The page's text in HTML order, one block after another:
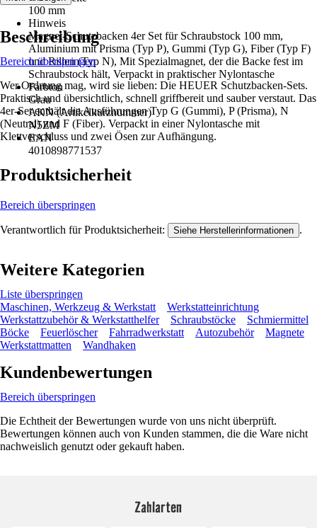
100 mm
Hinweis
Magnet-Schutzbacken 4er Set für Schraubstock 100 mm,
Aluminium mit Prisma (Typ P), Gummi (Typ G), Fiber (Typ F)
und Rillen (Typ N), Mit Spezialmagnet, der die Backe fest im
Schraubstock hält, Verpackt in praktischer Nylontasche
Farbton
Grau
AKN (Artikelkurznummer)
N5ZM
EAN
4010898771537
Beschreibung
Bereich überspringen
Wer Ordnung mag, wird sie lieben: Die HEUER Schutzbacken-Sets.
Praktisch und übersichtlich, schnell griffbereit und sauber verstaut. Das
4er-Set enthält die Ausführungen Typ G (Gummi), P (Prisma), N
(Neutral) und F (Fiber). Verpackt in einer Nylontasche mit
Klettverschluss und zwei Ösen zur Aufhängung.
Produktsicherheit
Bereich überspringen
Verantwortlich für Produktsicherheit: Siehe Herstellerinformationen .
Weitere Kategorien
Liste überspringen
Maschinen, Werkzeug & Werkstatt
Werkstatteinrichtung
Werkstattzubehör & Werkstatthelfer
Schraubstöcke
Schmiermittel
Böcke
Feuerlöscher Fahrradwerkstatt Autozubehör
Magnete
Werkstattmatten
Wandhaken
Kundenbewertungen
Bereich überspringen
Die Echtheit der Bewertungen wurde von uns nicht überprüft.
Bewertungen können auch von Kunden stammen, die die Ware nicht
nachweislich genutzt oder gekauft haben.
Zahlarten